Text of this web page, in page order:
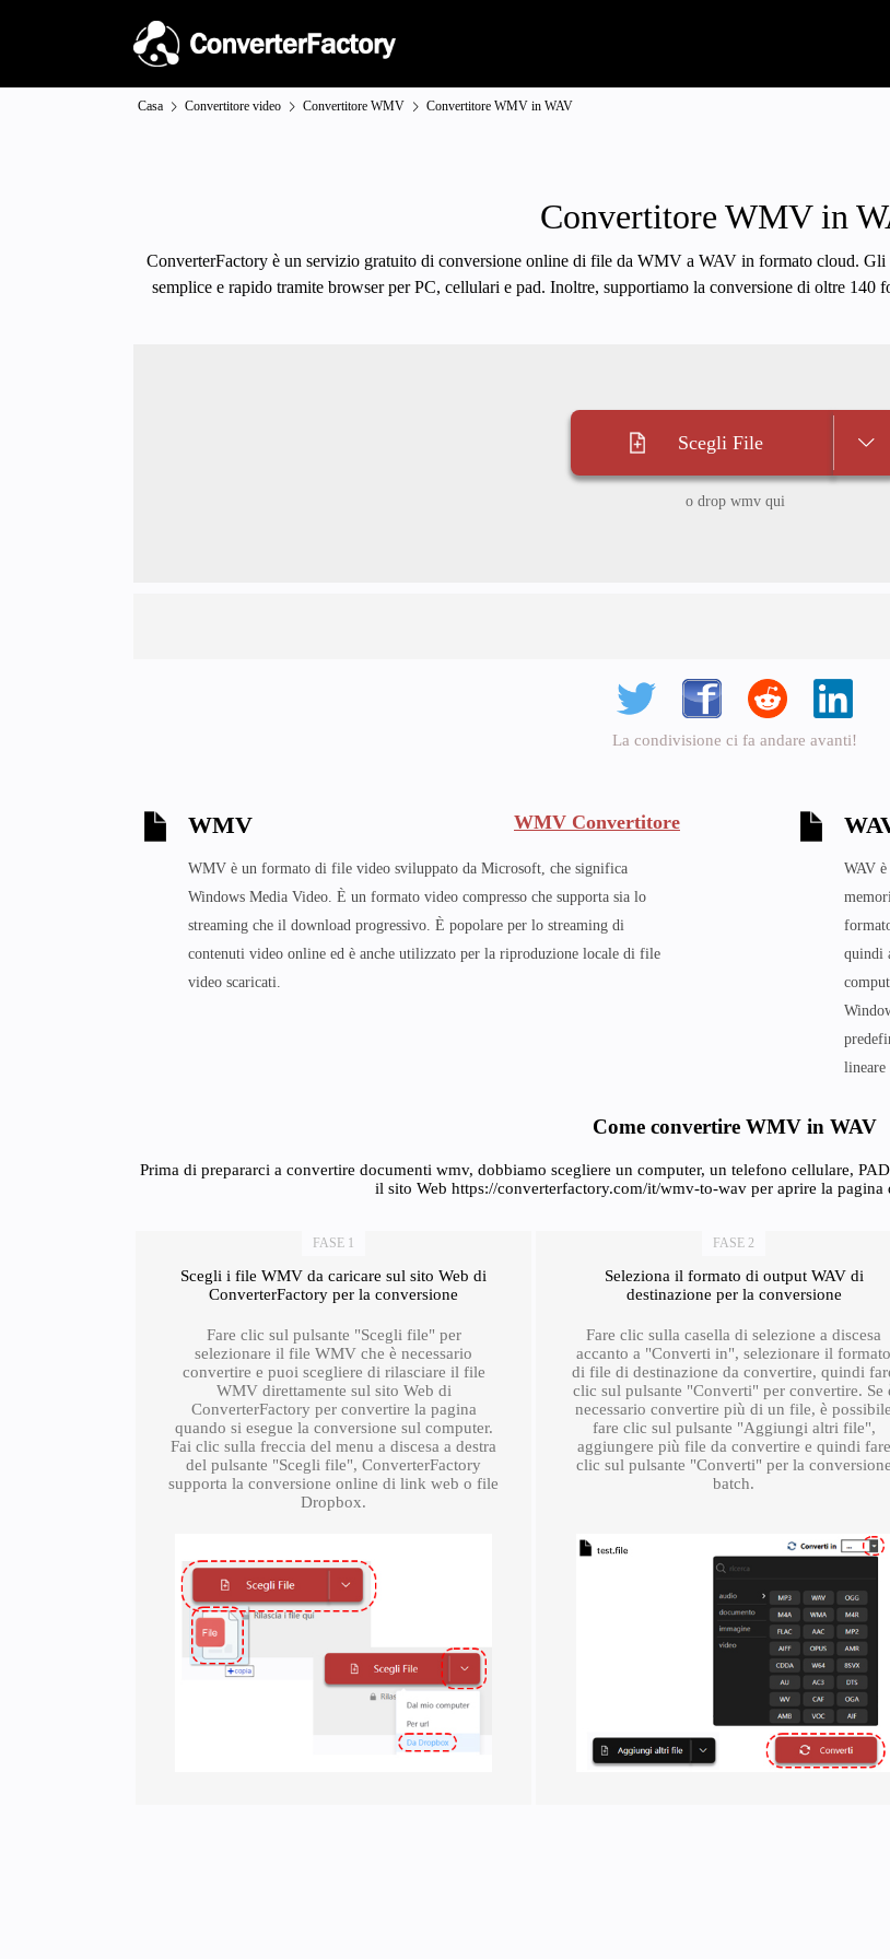
Casa Convertitore video Convertitore WMV Convertitore WMV in WAV
Convertitore WMV in
ConverterFactory è un servizio gratuito di conversione online di file da WMV a WAV in formato cloud.
semplice e rapido tramite browser per PC, cellulari e pad. Inoltre, supportiamo la conversione di oltre
Scegli File
o drop wmv qui
La condivisione ci fa andare avanti!
WMV WMV Convertitore
WMV è un formato di file video sviluppato da Microsoft, che significa
Windows Media Video. È un formato video compresso che supporta sia lo
streaming che il download progressivo. È popolare per lo streaming di
contenuti video online ed è anche utilizzato per la riproduzione locale di file
video scaricati.
WAV
quindi
Come convertire WMV in WAV
Prima di prepararci a convertire documenti wmv, dobbiamo scegliere un computer, un telefono cellulare,
il sito Web https://converterfactory.com/it/wmv-to-wav per aprire la pagina
FASE 1
Scegli i file WMV da caricare sul sito Web di
ConverterFactory per la conversione
Fare clic sul pulsante "Scegli file" per
selezionare il file WMV che è necessario
convertire e puoi scegliere di rilasciare il file
WMV direttamente sul sito Web di
ConverterFactory per convertire la pagina
quando si esegue la conversione sul computer.
Fai clic sulla freccia del menu a discesa a destra
del pulsante "Scegli file", ConverterFactory
supporta la conversione online di link web o file
Dropbox.
FASE 2
Seleziona il formato di output WAV di
destinazione per la conversione
Fare clic sulla casella di selezione a discesa
accanto a "Converti in", selezionare il formato
di file di destinazione da convertire, quindi
clic sul pulsante "Converti" per convertire. Se
necessario convertire più di un file, è possibile
fare clic sul pulsante "Aggiungi altri file",
aggiungere più file da convertire e quindi fare
clic sul pulsante "Converti" per la conversione
batch.